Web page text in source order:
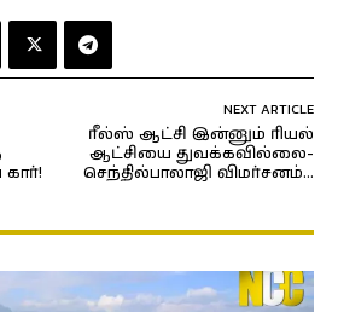
NEXT ARTICLE
ரீல்ஸ் ஆட்சி இன்னும் ரியல்
ஆட்சியை துவக்கவில்லை-
செந்தில்பாலாஜி விமர்சனம்…